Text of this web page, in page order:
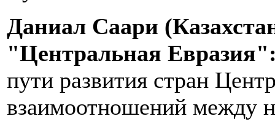
Даниал Саари
"Центральная
пути развития стран
взаимоотношений между